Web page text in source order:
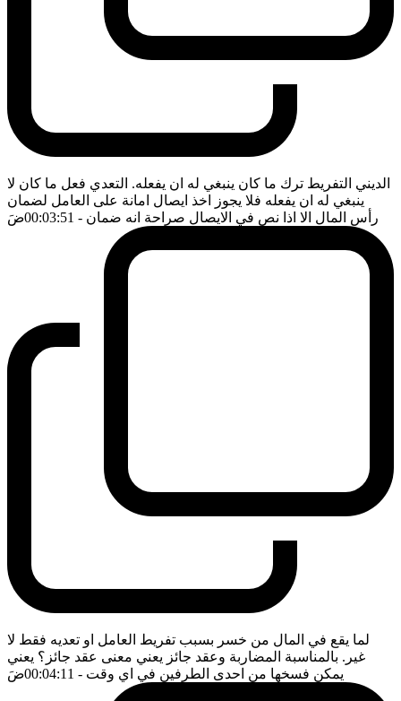
الديني التفريط ترك ما كان ينبغي له ان يفعله. التعدي فعل ما كان لا
ينبغي له ان يفعله فلا يجوز اخذ ايصال امانة على العامل لضمان
رأس المال الا اذا نص في الايصال صراحة انه ضمان - 00:03:51 ضَ
لما يقع في المال من خسر بسبب تفريط العامل او تعديه فقط لا
غير. بالمناسبة المضاربة وعقد جائز يعني معنى عقد جائز؟ يعني
يمكن فسخها من احدى الطرفين في اي وقت - 00:04:11 ضَ